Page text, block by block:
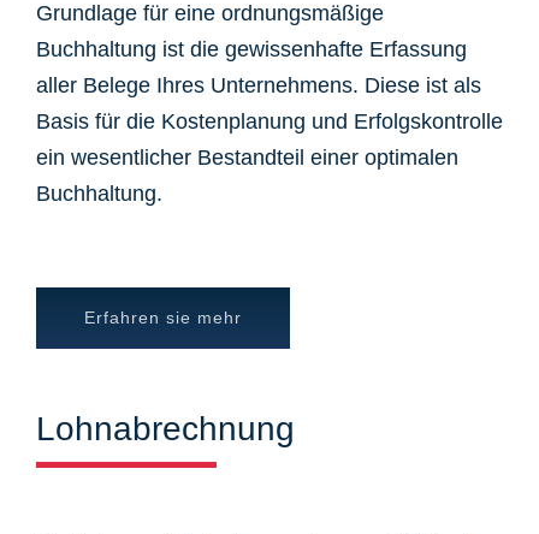
Grundlage für eine ordnungsmäßige
Buchhaltung ist die gewissenhafte Erfassung
aller Belege Ihres Unternehmens. Diese ist als
Basis für die Kostenplanung und Erfolgskontrolle
ein wesentlicher Bestandteil einer optimalen
Buchhaltung.
Erfahren sie mehr
Lohnabrechnung